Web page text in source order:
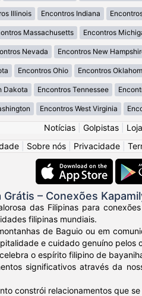
Illinois Encontros Indiana
Massachusetts Encontros
Nevada Encontros New
Encontros Ohio Encontros
Dakota Encontros Tennessee
Encontros West Virginia
Notícias Golpistas Loja
Sobre nós Privacidade
– Conexões
das Filipinas para
filipinas mundiais.
de Baguio ou em
e cuidado genuíno pelos
o espírito filipino de
significativos através da
constrói relacionamentos que